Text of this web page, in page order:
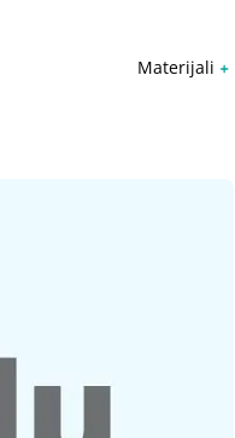
Materijali